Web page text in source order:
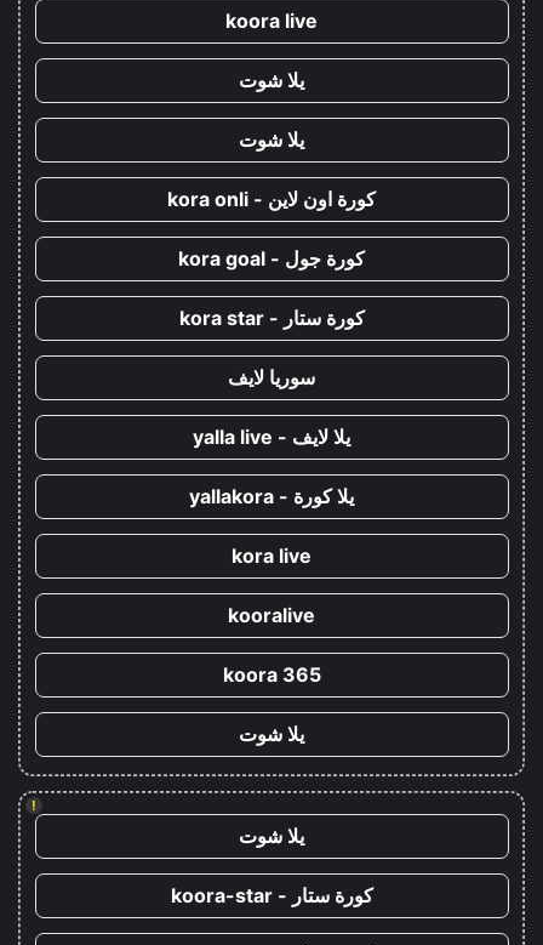
koora live
يلا شوت
يلا شوت
كورة اون لاين - kora onli
كورة جول - kora goal
كورة ستار - kora star
سوريا لايف
يلا لايف - yalla live
يلا كورة - yallakora
kora live
kooralive
koora 365
يلا شوت
!
يلا شوت
كورة ستار - koora-star